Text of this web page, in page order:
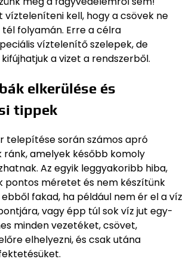
vízteleníteni kell, hogy a csövek ne
folyamán. Erre a célra
víztelenítő szelepek, de
a vizet a rendszerből.
elkerülése és
tippek
telepítése során számos apró
amelyek később komoly
Az egyik leggyakoribb hiba,
pontos méretet és nem készítünk
fakad, ha például nem ér el a víz
vagy épp túl sok víz jut egy-
minden vezetéket, csövet,
elhelyezni, és csak utána